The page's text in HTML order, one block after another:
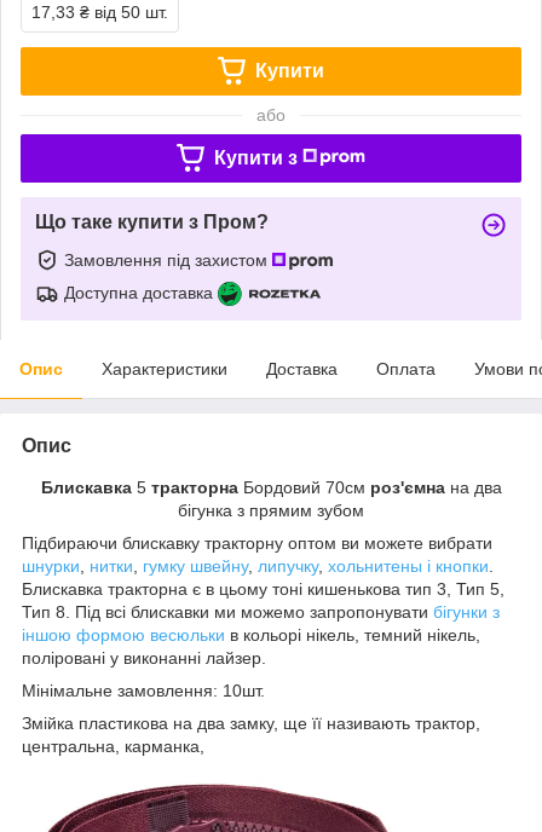
17,33 ₴ від 50 шт.
Купити
або
Купити з
Що таке купити з Пром?
Замовлення під захистом
Доступна доставка
Опис Характеристики Доставка Оплата Умови
Опис
Блискавка 5 тракторна Бордовий 70см роз'ємна на два
бігунка з прямим зубом
Підбираючи блискавку тракторну оптом ви можете вибрати
шнурки
нитки гумку швейну, липучку, хольнитены і кнопки
Блискавка тракторна є в цьому тоні кишенькова тип 3, Тип 5,
Тип 8. Під всі блискавки ми можемо запропонувати бігунки з
іншою формою весюльки в кольорі нікель, темний нікель,
поліровані у виконанні лайзер.
Мінімальне замовлення: 10шт.
Змійка пластикова на два замку, ще її називають трактор,
центральна, карманка,